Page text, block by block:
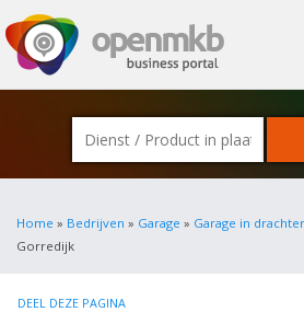
OPENMKB
Home » Bedrijven » Garage » Garage in
Gorredijk
DEEL DEZE PAGINA